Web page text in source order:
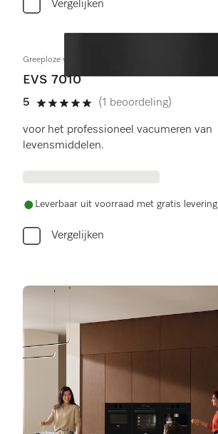
Vergelijken
Greeploze vacuumlade 14 cm hoog
EVS 7010
5
5 sterren van de 5
(1 beoordeling)
voor het professioneel vacumeren van
levensmiddelen.
Leverbaar uit voorraad met gratis levering
Vergelijken